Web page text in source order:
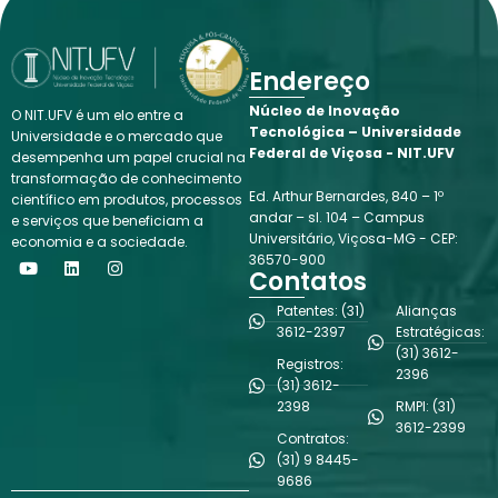
O NIT.UFV é um elo entre a
Universidade e o mercado que
desempenha um papel crucial na
transformação de conhecimento
científico em produtos, processos
e serviços que beneficiam a
economia e a sociedade.
Y
o
L
i
I
n
Endereço
Núcleo de Inovação
Tecnológica – Universidade
Federal de Viçosa - NIT.UFV
Ed. Arthur Bernardes, 840 – 1º
andar – sl. 104 – Campus
Universitário, Viçosa-MG - CEP:
36570-900
Contatos
Patentes: (31)
3612-2397
Registros:
(31) 3612-
2398
Contratos:
(31) 9 8445-
9686
Alianças
Estratégicas:
(31) 3612-
2396
RMPI: (31)
3612-2399